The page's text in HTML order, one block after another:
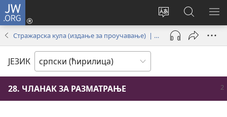
JW.ORG
Промени
језик
сајта
Пријава
(отвара
прозор)
Претрага
сајта
JW.ORG
Стражарска кула (издање за проучавање) | јул 2025.
ЈЕЗИК
28. ЧЛАНАК ЗА РАЗМАТРАЊЕ